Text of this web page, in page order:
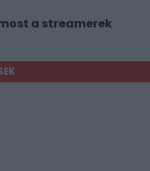
a streamerek